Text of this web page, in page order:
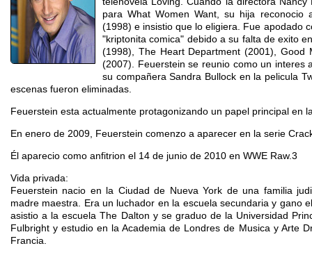
para What Women Want, su hija reconocio
(1998) e insistio que lo eligiera. Fue apodado
"kriptonita comica" debido a su falta de exito
(1998), The Heart Department (2001), Good
(2007). Feuerstein se reunio como un interes
su compañera Sandra Bullock en la pelicula
escenas fueron eliminadas.
Feuerstein esta actualmente protagonizando un papel principal en
En enero de 2009, Feuerstein comenzo a aparecer en la serie
Él aparecio como anfitrion el 14 de junio de 2010 en WWE Raw.3
Vida privada:
Feuerstein nacio en la Ciudad de Nueva York de una familia
madre maestra. Era un luchador en la escuela secundaria y gano
asistio a la escuela The Dalton y se graduo de la Universidad
Fulbright y estudio en la Academia de Londres de Musica y Arte
Francia.